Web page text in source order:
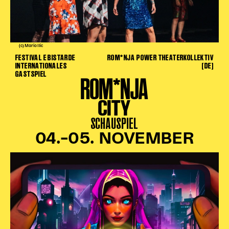
Begleitmaterial
TheaterPaket
Partnerklasse + Partnerschule
Schulabenteuernacht
Probenklasse
Theaterklasse
Vorstellungen für pädagogische Institutionen
Angebote für Pädagog*innen
PädagogikClub
Sommerfest
Newsletter für pädagogische Institutionen
DIGITALE BÜHNE
(c) Mario Ilic
FESTIVAL E BISTARDE
INTERNATIONALES
GASTSPIEL
ROM*NJA POWER THEATERKOLLEKTIV
(DE)
ROM*NJA
CITY
SCHAUSPIEL
04.–05. NOVEMBER